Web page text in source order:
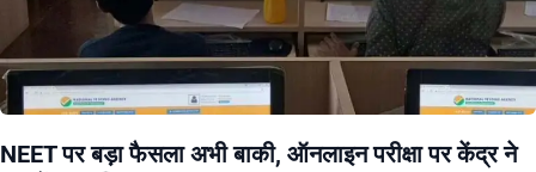
NEET पर बड़ा फैसला अभी बाकी, ऑनलाइन परीक्षा पर केंद्र ने